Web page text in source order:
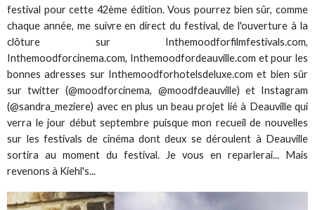
festival pour cette 42ème édition. Vous pourrez bien sûr, comme
chaque année, me suivre en direct du festival, de l'ouverture à la
clôture sur Inthemoodforfilmfestivals.com,
Inthemoodforcinema.com, Inthemoodfordeauville.com et pour les
bonnes adresses sur Inthemoodforhotelsdeluxe.com et bien sûr
sur twitter (@moodforcinema, @moodfdeauville) et Instagram
(@sandra_meziere) avec en plus un beau projet lié à Deauville qui
verra le jour début septembre puisque mon recueil de nouvelles
sur les festivals de cinéma dont deux se déroulent à Deauville
sortira au moment du festival. Je vous en reparlerai... Mais
revenons à Kiehl's...